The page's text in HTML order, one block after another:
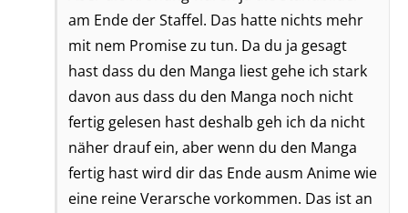
am Ende der Staffel. Das hatte nichts mehr
mit nem Promise zu tun. Da du ja gesagt
hast dass du den Manga liest gehe ich stark
davon aus dass du den Manga noch nicht
fertig gelesen hast deshalb geh ich da nicht
näher drauf ein, aber wenn du den Manga
fertig hast wird dir das Ende ausm Anime wie
eine reine Verarsche vorkommen. Das ist an